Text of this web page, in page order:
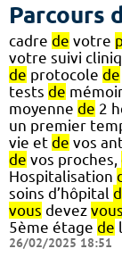
Parcours
cadre de votre
votre suivi
de protocole de
tests de
moyenne de 2
un premier
vie et de vos
de vos proches,
Hospitalisation
soins d’hôpital
vous devez vous
5ème étage de
26/02/2025 18:51